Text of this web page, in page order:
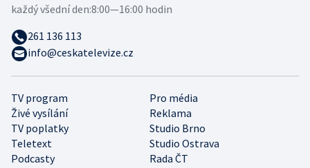
TV program
Pro média
Živé vysílání
Reklama
TV poplatky
Studio Brno
Teletext
Studio Ostrava
Podcasty
Rada ČT
každý všední den:8:00—16:00 hodin
261 136 113
info@ceskatelevize.cz